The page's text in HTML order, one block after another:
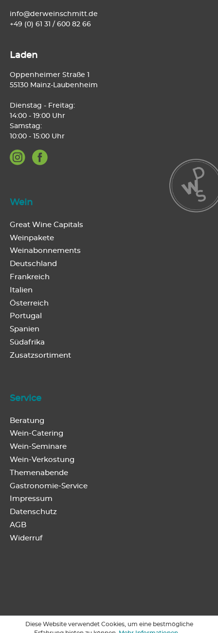
Wein
Great Wine Capitals
Weinpakete
Weinabonnements
Deutschland
Frankreich
Italien
Österreich
Portugal
Spanien
Südafrika
Zusatzsortiment
Service
Beratung
Wein-Catering
Wein-Seminare
Wein-Verkostung
Themenabende
Gastronomie-Service
Impressum
Datenschutz
AGB
Widerruf
info@derweinschmitt.de
+49 (0) 61 31 / 600 82 66
Laden
Oppenheimer Straße 1
55130 Mainz-Laubenheim
Dienstag - Freitag:
14:00 - 19:00 Uhr
Samstag:
10:00 - 15:00 Uhr
Diese Website verwendet Cookies, um eine bestmögliche